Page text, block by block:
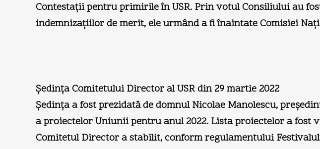
Contestaţii pentru primirile în USR. Prin votul Consiliului au
indemnizaţiilor de merit, ele urmând a fi înaintate Comisiei
Şedinţa Comitetului Director al USR din 29 martie 2022
Şedinţa a fost prezidată de domnul Nicolae Manolescu,
a proiectelor Uniunii pentru anul 2022. Lista proiectelor a fost
Comitetul Director a stabilit, conform regulamentului